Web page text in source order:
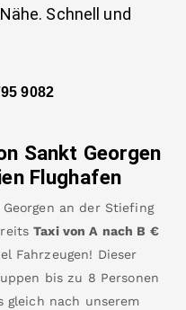
Schnell und
9082
Sankt Georgen
Flughafen
Georgen an der Stiefing
Taxi von A nach B €
Fahrzeugen! Dieser
bis zu 8 Personen
gleich nach unserem